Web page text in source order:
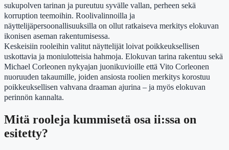
sukupolven tarinan ja pureutuu syvälle vallan, perheen sekä
korruption teemoihin. Roolivalinnoilla ja
näyttelijäpersoonallisuuksilla on ollut ratkaiseva merkitys elokuvan
ikonisen aseman rakentumisessa.
Keskeisiin rooleihin valitut näyttelijät loivat poikkeuksellisen
uskottavia ja moniulotteisia hahmoja. Elokuvan tarina rakentuu sekä
Michael Corleonen nykyajan juonikuvioille että Vito Corleonen
nuoruuden takaumille, joiden ansiosta roolien merkitys korostuu
poikkeuksellisen vahvana draaman ajurina – ja myös elokuvan
perinnön kannalta.
Mitä rooleja kummisetä osa ii:ssa on
esitetty?